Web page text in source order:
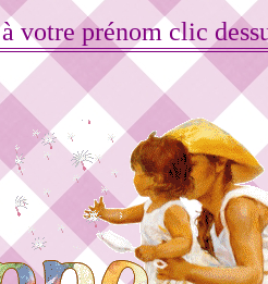
à votre prénom clic